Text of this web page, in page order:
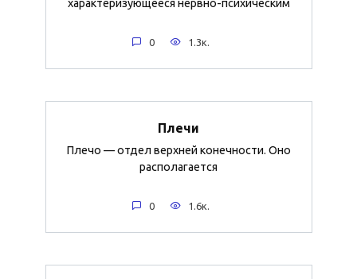
характеризующееся нервно-психическим
0 1.3к.
Плечи
Плечо — отдел верхней конечности. Оно
располагается
0 1.6к.